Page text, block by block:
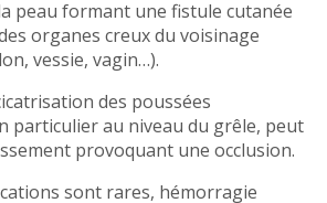
peau formant une fistule cutanée
organes creux du voisinage
vessie, vagin…).
des poussées
particulier au niveau du grêle, peut
provoquant une occlusion.
sont rares, hémorragie